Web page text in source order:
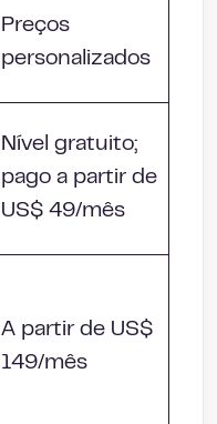
Preços
personalizados
Nível gratuito;
pago a partir de
US$ 49/mês
A partir de US$
149/mês